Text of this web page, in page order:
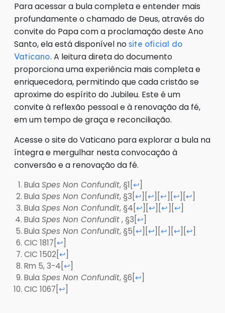
Para acessar a bula completa e entender mais
profundamente o chamado de Deus, através do
convite do Papa com a proclamação deste Ano
Santo, ela está disponível no site oficial do
Vaticano. A leitura direta do documento
proporciona uma experiência mais completa e
enriquecedora, permitindo que cada cristão se
aproxime do espírito do Jubileu. Este é um
convite à reflexão pessoal e à renovação da fé,
em um tempo de graça e reconciliação.
Acesse o site do Vaticano para explorar a bula na
íntegra e mergulhar nesta convocação à
conversão e a renovação da fé.
Bula Spes Non Confundit, §1 ↩
Bula Spes Non Confundit, §3 ↩ ][↩ ][↩ ↩ ↩
Bula Spes Non Confundit, §4 ↩ ][↩ ][↩ ↩
Bula Spes Non Confundit, §3 ↩
Bula Spes Non Confundit, §5 ↩ ][↩ ][↩ ↩ ↩
CIC 1817 ↩
CIC 1502 ↩
Rm 5, 3-4 ↩
Bula Spes Non Confundit, §6 ↩
CIC 1067 ↩